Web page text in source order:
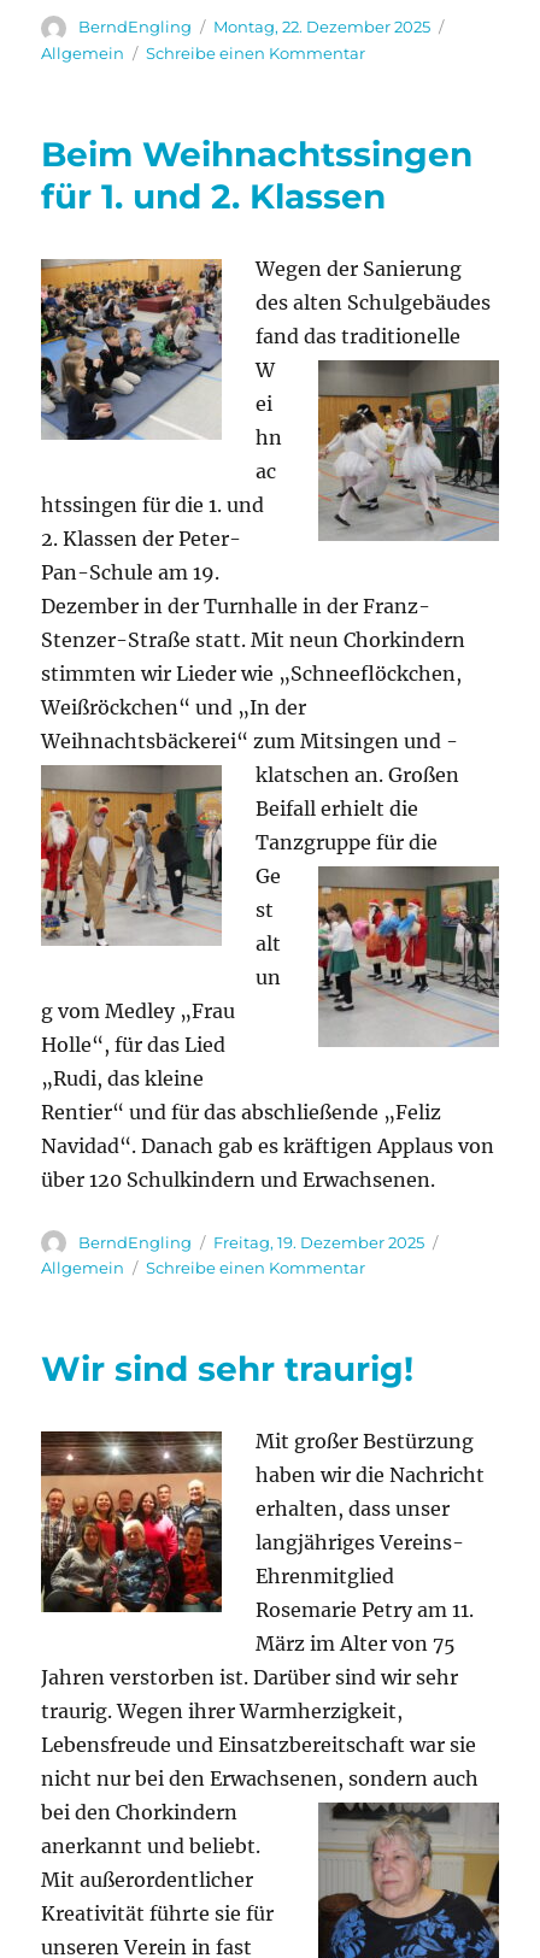
Autor
BerndEngling
Veröffentlicht
am
Montag, 22. Dezember 2025
Allgemein
Schreibe einen Kommentarzu
Beim Weihnachtssingen
für 1. und 2. Klassen
Wegen der Sanierung
des alten Schulgebäudes
fanddas traditionelle
W
ei
hn
ac
htssingen für die 1. und
2. Klassen der Peter-
Pan-Schule am 19.
Dezember in der Turnhalle in der Franz-
Stenzer-Straße statt. Mit neun Chorkindern
stimmten wir Lieder wie „Schneeflöckchen,
Weißröckchen“ und „In der
Weihnachtsbäckerei“ zumMitsingen und -
klatschen an. Großen
Beifall erhielt die
Tanzgruppe für die
Ge
st
alt
un
g vom Medley „Frau
Holle“, für das Lied
„Rudi, das kleine
Rentier“ und für das abschließende „Feliz
Navidad“. Danach gab es kräftigen Applaus von
über 120 Schulkindern und Erwachsenen.
Autor
BerndEngling
Veröffentlicht
am
Freitag, 19. Dezember 2025
Allgemein
Schreibe einen Kommentarzu
1.
und
Klassen
Wir sind sehr traurig!
Mit großer Bestürzung
haben wir die Nachricht
erhalten, dass unser
langjähriges Vereins-
Ehrenmitglied
Rosemarie Petry am 11.
März im Alter von 75
Jahren verstorben ist. Darüber sind wir sehr
traurig. Wegen ihrer Warmherzigkeit,
Lebensfreude und Einsatzbereitschaft war sie
nicht nur bei den Erwachsenen, sondern auch
bei den Chorkindern
anerkannt und beliebt.
Mit außerordentlicher
Kreativität führte sie für
unseren Verein in fast